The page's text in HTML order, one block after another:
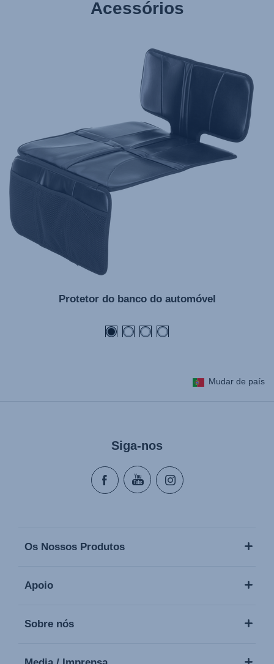
Acessórios
Protetor do banco do automóvel
Mudar de país
Siga-nos
Os Nossos Produtos
Apoio
Sobre nós